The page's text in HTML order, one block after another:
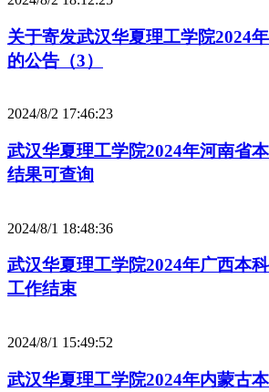
关于寄发武汉华夏理工学院2024
的公告（3）
2024/8/2 17:46:23
武汉华夏理工学院2024年河南省
结果可查询
2024/8/1 18:48:36
武汉华夏理工学院2024年广西本
工作结束
2024/8/1 15:49:52
武汉华夏理工学院2024年内蒙古